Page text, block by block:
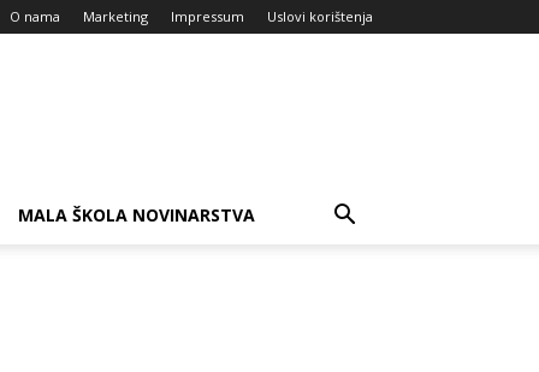
O nama Marketing Impressum Uslovi korištenja
MALA ŠKOLA NOVINARSTVA